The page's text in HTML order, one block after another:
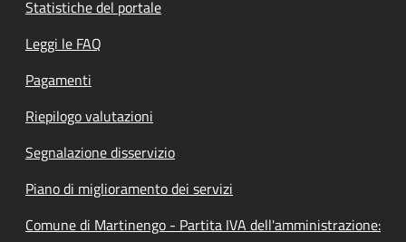
Statistiche del portale
Leggi le FAQ
Pagamenti
Riepilogo valutazioni
Segnalazione disservizio
Piano di miglioramento dei servizi
Comune di Martinengo - Partita IVA dell'amministrazione: